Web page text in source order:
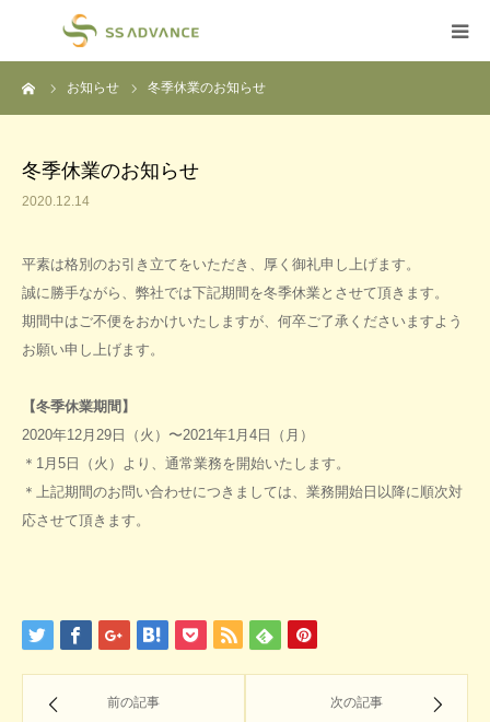
お知らせ 冬季休業のお知らせ
冬季休業のお知らせ
2020.12.14
平素は格別のお引き立てをいただき、厚く御礼申し上げます。
誠に勝手ながら、弊社では下記期間を冬季休業とさせて頂きます。
期間中はご不便をおかけいたしますが、何卒ご了承くださいますよう
お願い申し上げます。
【冬季休業期間】
2020年12月29日（火）〜2021年1月4日（月）
＊1月5日（火）より、通常業務を開始いたします。
＊上記期間のお問い合わせにつきましては、業務開始日以降に順次対
応させて頂きます。
前の記事 次の記事
HOME
ご利用の流れ
よくあるご質問